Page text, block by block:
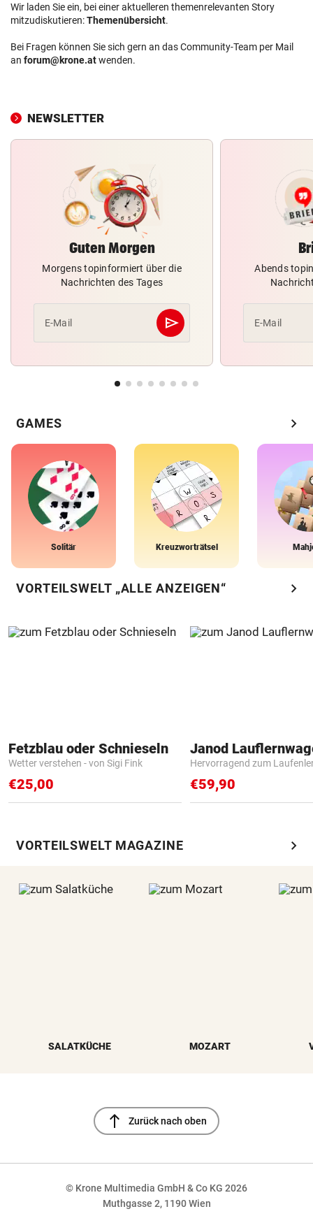
Wir laden Sie ein, bei einer aktuelleren themenrelevanten Story
mitzudiskutieren:Themenübersicht.
Bei Fragen können Sie sich gern an das Community-Team per Mail
an forum@krone.atwenden.
NEWSLETTER
Guten Morgen
Morgens topinformiert über die
Nachrichten des Tages
E-Mail send
Abschicken
Abends
E-Mail
GAMES chevron_right
Solitär Kreuzworträtsel
VORTEILSWELT „ALLE ANZEIGEN“ chevron_right
Fetzblau oder Schnieseln
Wetter verstehen - von Sigi Fink
€25,00
Janod
Hervorragend zum
€59,90
VORTEILSWELT MAGAZINE chevron_right
SALATKÜCHE MOZART
north Zurück nach oben
© Krone Multimedia GmbH & Co KG 2026
Muthgasse 2, 1190 Wien